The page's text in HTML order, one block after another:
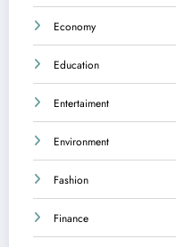
Economy
Education
Entertaiment
Environment
Fashion
Finance